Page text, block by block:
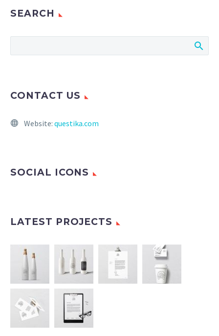
SEARCH
CONTACT US
Website: questika.com
SOCIAL ICONS
LATEST PROJECTS